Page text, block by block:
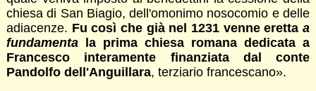
chiesa di San Biagio, dell'omonimo nosocomio e delle
adiacenze. Fu così che già nel 1231 venne erettaa
fundamenta la prima chiesa romana dedicata a
Francesco interamente finanziata dal conte
Pandolfo dell'Anguillara, terziario francescano».